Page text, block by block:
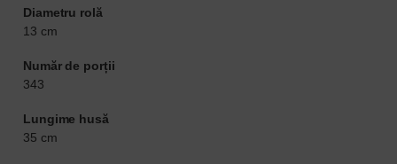
Diametru rolă
13 cm
Număr de porții
343
Lungime husă
35 cm